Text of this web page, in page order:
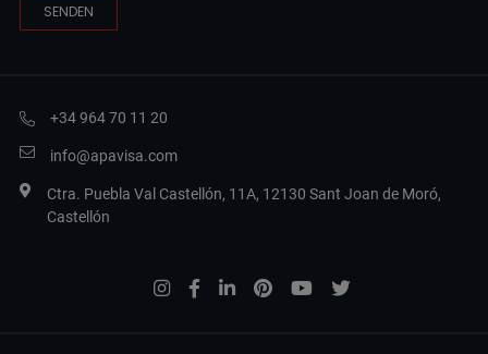
+34 964 70 11 20
info@apavisa.com
Ctra. Puebla Val Castellón, 11A, 12130 Sant Joan de Moró,
Castellón